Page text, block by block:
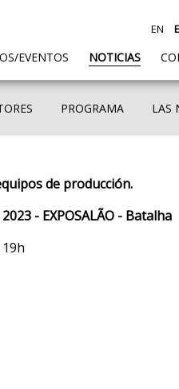
EVENTOS NOTICIAS
EN
PROGRAMA LAS
de producción.
- EXPOSALÃO - Batalha